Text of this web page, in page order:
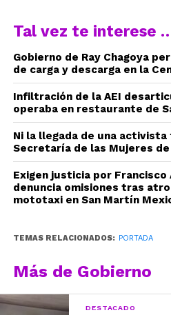
Tal vez te interese
Gobierno de Ray Chagoya
de carga y descarga en la
Infiltración de la AEI
operaba en restaurante de
Ni la llegada de una
Secretaría de las Mujeres de
Exigen justicia por Francisco
denuncia omisiones tras
mototaxi en San Martín
TEMAS RELACIONADOS: PORTADA
Más de Gobierno
DESTACADO